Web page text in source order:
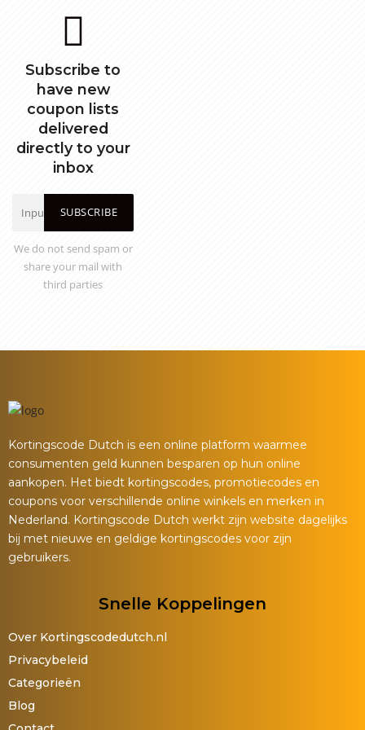
Subscribe to
have new
coupon lists
delivered
directly to your
inbox
SUBSCRIBE
We do not send spam or
share your mail with
third parties
Kortingscode Dutch is een online platform waarmee
consumenten geld kunnen besparen op hun online
aankopen. Het biedt kortingscodes, promotiecodes en
coupons voor verschillende online winkels en merken in
Nederland. Kortingscode Dutch werkt zijn website dagelijks
bij met nieuwe en geldige kortingscodes voor zijn
gebruikers.
Snelle Koppelingen
Over Kortingscodedutch.nl
Privacybeleid
Categorieën
Blog